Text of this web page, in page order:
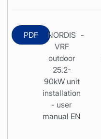
PDF
NORDIS
VRF
outdoor
25.2-
90kW unit
installation
- user
manual EN
-